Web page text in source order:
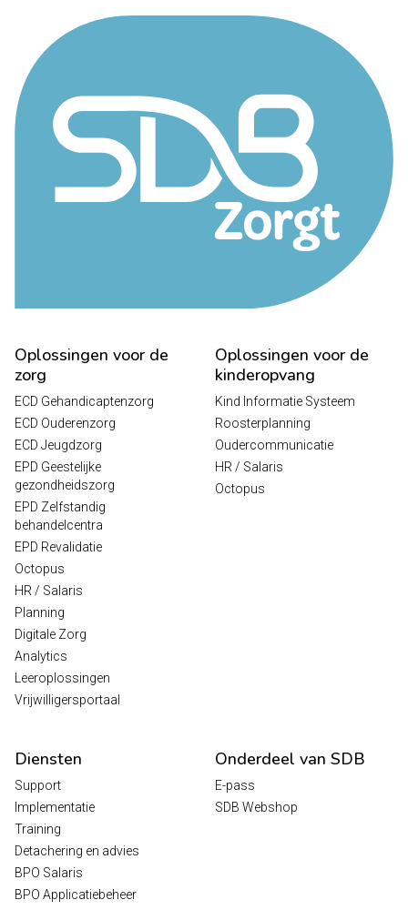
Oplossingen voor de
zorg
ECD Gehandicaptenzorg
ECD Ouderenzorg
ECD Jeugdzorg
EPD Geestelijke
gezondheidszorg
EPD Zelfstandig
behandelcentra
EPD Revalidatie
Octopus
HR / Salaris
Planning
Digitale Zorg
Analytics
Leeroplossingen
Vrijwilligersportaal
Oplossingen voor de
kinderopvang
Kind Informatie Systeem
Roosterplanning
Oudercommunicatie
HR / Salaris
Octopus
Diensten
Support
Implementatie
Training
Detachering en advies
BPO Salaris
BPO Applicatiebeheer
Onderdeel van SDB
E-pass
SDB Webshop